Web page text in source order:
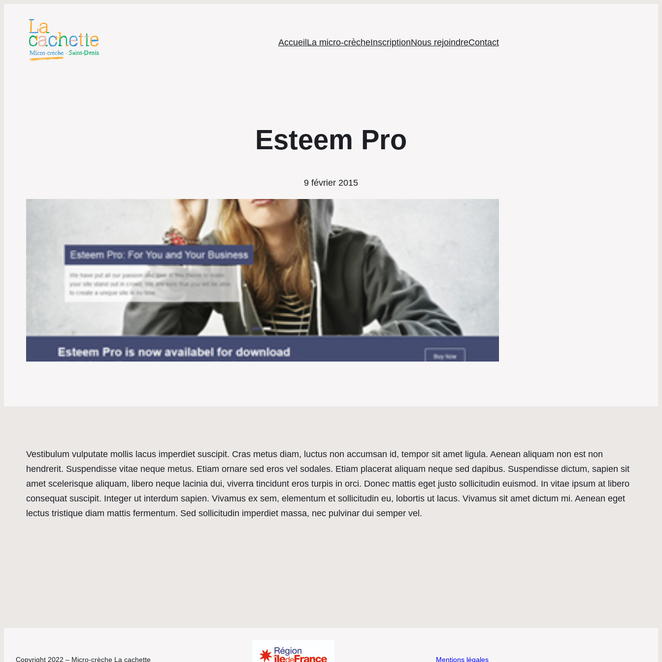
AccueilLa micro-crècheInscriptionNous rejoindreContact
Esteem Pro
9 février 2015
Vestibulum vulputate mollis lacus imperdiet suscipit. Cras metus diam, luctus non accumsan id, tempor sit amet ligula. Aenean aliquam non est non
hendrerit. Suspendisse vitae neque metus. Etiam ornare sed eros vel sodales. Etiam placerat aliquam neque sed dapibus. Suspendisse dictum, sapien sit
amet scelerisque aliquam, libero neque lacinia dui, viverra tincidunt eros turpis in orci. Donec mattis eget justo sollicitudin euismod. In vitae ipsum at libero
consequat suscipit. Integer ut interdum sapien. Vivamus ex sem, elementum et sollicitudin eu, lobortis ut lacus. Vivamus sit amet dictum mi. Aenean eget
lectus tristique diam mattis fermentum. Sed sollicitudin imperdiet massa, nec pulvinar dui semper vel.
Copyright 2022 – Micro-crèche La cachette Mentions légales